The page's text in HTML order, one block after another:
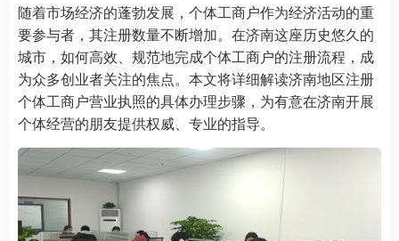
随着市场经济的蓬勃发展，个体工商户作为经济活动的重
要参与者，其注册数量不断增加。在济南这座历史悠久的
城市，如何高效、规范地完成个体工商户的注册流程，成
为众多创业者关注的焦点。本文将详细解读济南地区注册
个体工商户营业执照的具体办理步骤，为有意在济南开展
个体经营的朋友提供权威、专业的指导。